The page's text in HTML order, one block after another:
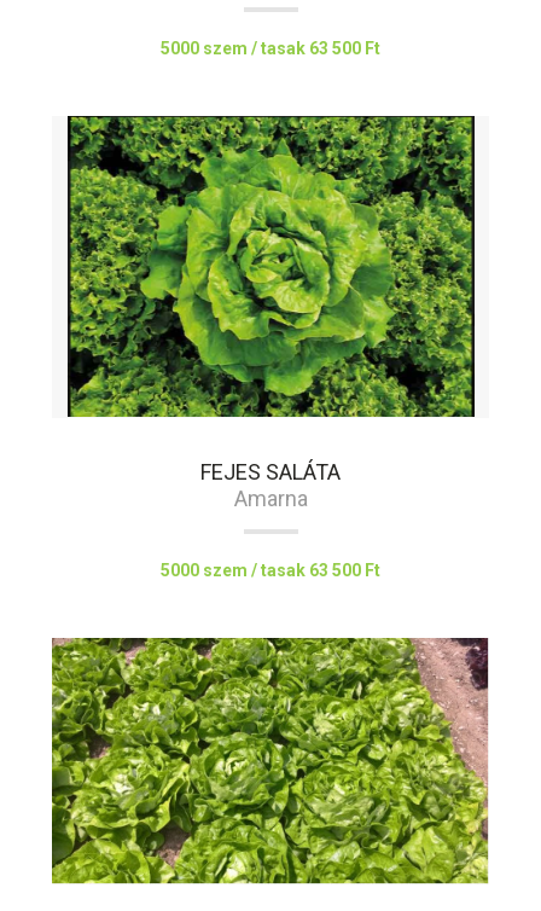
5000 szem / tasak 63 500 Ft
FEJES SALÁTA
Amarna
5000 szem / tasak 63 500 Ft